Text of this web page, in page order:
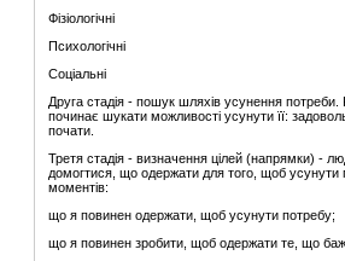
Фізіологічні
Психологічні
Соціальні
Друга стадія - пошук шляхів усунення
починає шукати можливості усунути її:
почати.
Третя стадія - визначення цілей (напрямки) -
домогтися, що одержати для того, щоб усунути
моментів:
що я повинен одержати, щоб усунути потребу;
що я повинен зробити, щоб одержати те, що